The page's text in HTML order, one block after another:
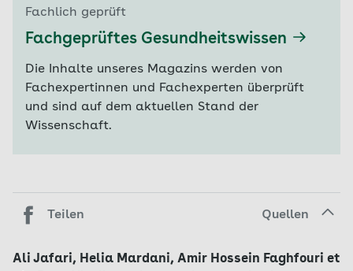
Fachlich geprüft
Fachgeprüftes Gesundheitswissen
Die Inhalte unseres Magazins werden von
Fachexpertinnen und Fachexperten überprüft
und sind auf dem aktuellen Stand der
Wissenschaft.
Teilen Quellen
Ali Jafari, Helia Mardani, Amir Hossein Faghfouri et